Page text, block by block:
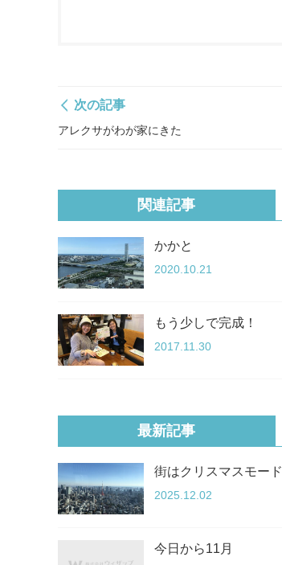
次の記事
アレクサがわが家にきた
関連記事
かかと
2020.10.21
もう少しで完成！
2017.11.30
最新記事
街はクリスマスモード
2025.12.02
今日から11月